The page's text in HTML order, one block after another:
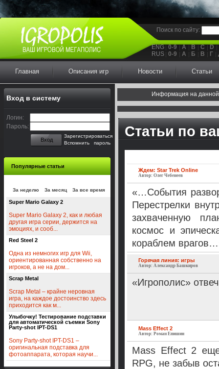
Поиск по сайту:
ENG 0-9 A B C
D
RUS 0-9 А Б В Г
Главная Описания игр Новости Статьи
Вход в систему
Логин:
Пароль:
Вход
Зарегистрироваться
Вспомнить пароль
Популярные статьи
За неделю За месяц За все время
Super Mario Galaxy 2
Super Mario Galaxy 2, как и любая
другая игра серии, держится на
эмоциях, и сооб...
Red Steel 2
Одна из немногих игр для Wii,
ориентированная собственно на
игроков, а не на дом...
Scrap Metal
Scrap Metal – крайне неровная
игра, на каждое достоинство здесь
приходится как м...
Улыбочку! Тестирование подставки
для автоматической съемки Sony
Party-shot IPT-DS1
Sony Party-shot IPT-DS1 –
оригинальная подставка для
фотоаппарата, которая научи...
Информация на
Статьи по
Ждем: Star Trek Online
Автор: Олег Чебенеев
«…События
Перестрелки
захваченную
космос и
кораблем
Горячая линия: игры
Автор: Александр Башкиров
«Игрополис»
Mass Effect 2
Автор: Роман Епишин
Mass Effect 2
RPG, не забыв